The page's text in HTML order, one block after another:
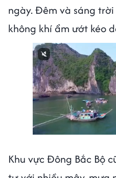
ngày. Đêm và sáng
không khí ẩm ướt kéo
Next video in 1
Khu vực Đông Bắc Bộ